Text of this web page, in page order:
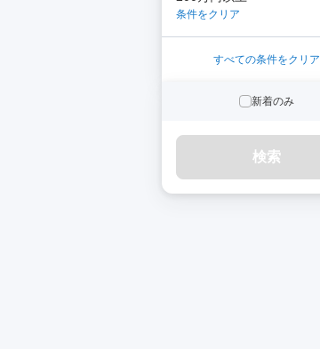
条件をクリア
すべての条件をクリア
新着のみ
検索